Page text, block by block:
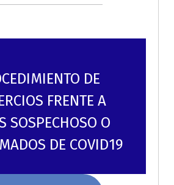
DE
FRENTE A
SOSPECHOSO O
DE COVID19